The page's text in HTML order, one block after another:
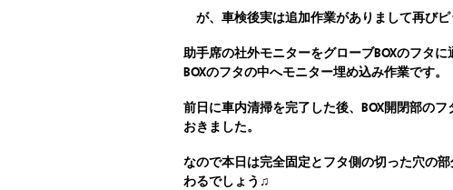
が、車検後実は追加作業がありまして再びピ
助手席の社外モニターをグローブBOXのフタ
BOXのフタの中へモニター埋め込み作業です。
前日に車内清掃を完了した後、BOX開閉部の
おきました。
なので本日は完全固定とフタ側の切った穴の
わるでしょう♫